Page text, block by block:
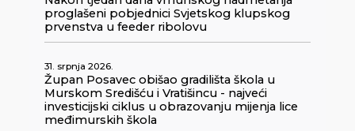
proglašeni pobjednici Svjetskog klupskog
prvenstva u feeder ribolovu
31. srpnja 2026.
Župan Posavec obišao gradilišta škola u
Murskom Središću i Vratišincu - najveći
investicijski ciklus u obrazovanju mijenja lice
međimurskih škola